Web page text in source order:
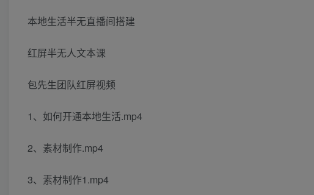
本地生活半无直播间搭建
红屏半无人文本课
包先生团队红屏视频
1、如何开通本地生活.mp4
2、素材制作.mp4
3、素材制作1.mp4